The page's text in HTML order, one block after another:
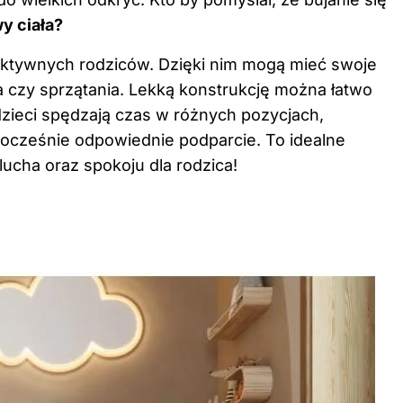
ciała?
rodziców. Dzięki nim mogą mieć swoje
sprzątania. Lekką konstrukcję można łatwo
spędzają czas w różnych pozycjach,
odpowiednie podparcie. To idealne
oraz spokoju dla rodzica!